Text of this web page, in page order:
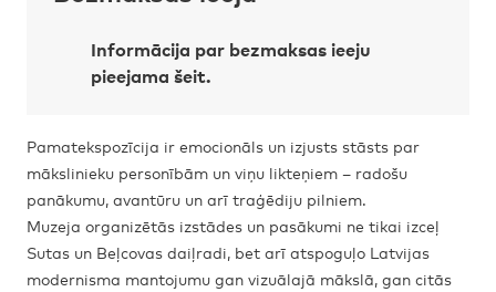
Informācija par bezmaksas ieeju
pieejama šeit.
Pamatekspozīcija ir emocionāls un izjusts stāsts par
mākslinieku personībām un viņu likteņiem – radošu
panākumu, avantūru un arī traģēdiju pilniem.
Muzeja organizētās izstādes un pasākumi ne tikai izceļ
Sutas un Beļcovas daiļradi, bet arī atspoguļo Latvijas
modernisma mantojumu gan vizuālajā mākslā, gan citās